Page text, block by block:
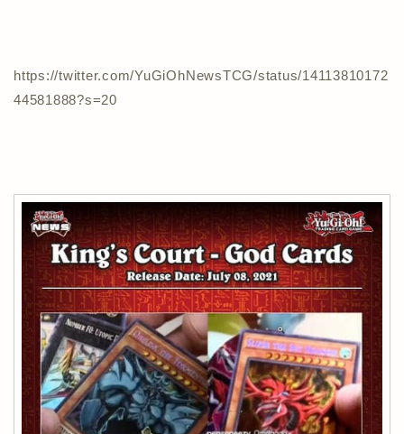
https://twitter.com/YuGiOhNewsTCG/status/14113810172
44581888?s=20